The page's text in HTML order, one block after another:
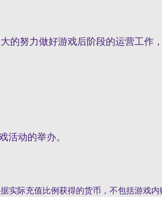
的努力做好游戏后阶段的运营工作
活动的举办。
实际充值比例获得的货币，不包括游戏